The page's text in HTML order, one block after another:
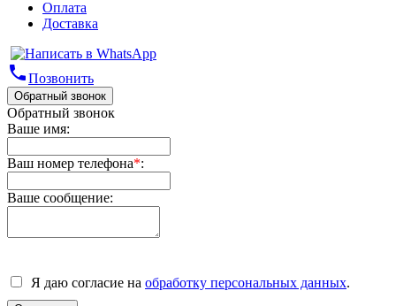
Оплата
Доставка
phoneПозвонить
Обратный звонок
Обратный звонок
Ваше имя:
Ваш номер телефона*:
Ваше сообщение:
Я даю согласие на обработку персональных данных.